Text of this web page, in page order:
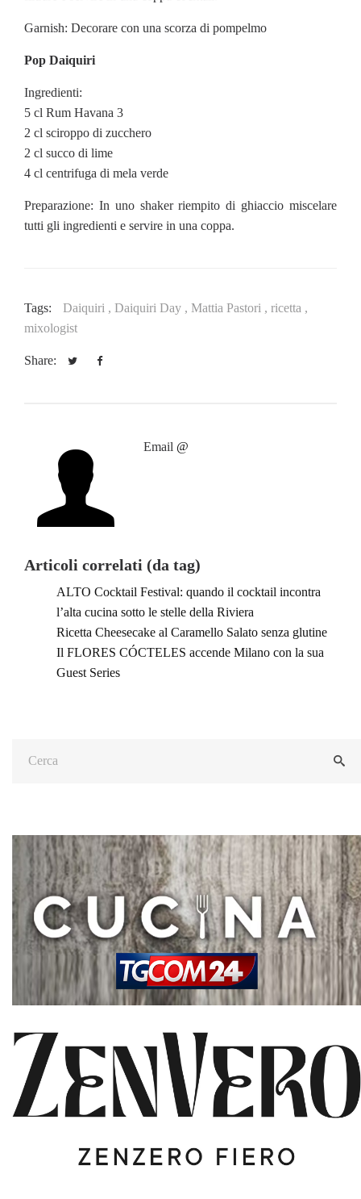
Garnish: Decorare con una scorza di pompelmo
Pop Daiquiri
Ingredienti:
5 cl Rum Havana 3
2 cl sciroppo di zucchero
2 cl succo di lime
4 cl centrifuga di mela verde
Preparazione: In uno shaker riempito di ghiaccio miscelare
tutti gli ingredienti e servire in una coppa.
Tags: Daiquiri , Daiquiri Day , Mattia Pastori , ricetta ,
mixologist
Share:
Email @
Articoli correlati (da tag)
ALTO Cocktail Festival: quando il cocktail incontra
l’alta cucina sotto le stelle della Riviera
Ricetta Cheesecake al Caramello Salato senza glutine
Il FLORES CÓCTELES accende Milano con la sua
Guest Series